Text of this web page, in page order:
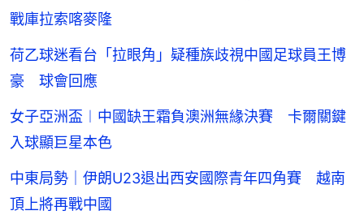
戰庫拉索喀麥隆
荷乙球迷看台「拉眼角」疑種族歧視中國足球員王博
豪 球會回應
女子亞洲盃︱中國缺王霜負澳洲無緣決賽 卡爾關鍵
入球顯巨星本色
中東局勢｜伊朗U23退出西安國際青年四角賽 越南
頂上將再戰中國